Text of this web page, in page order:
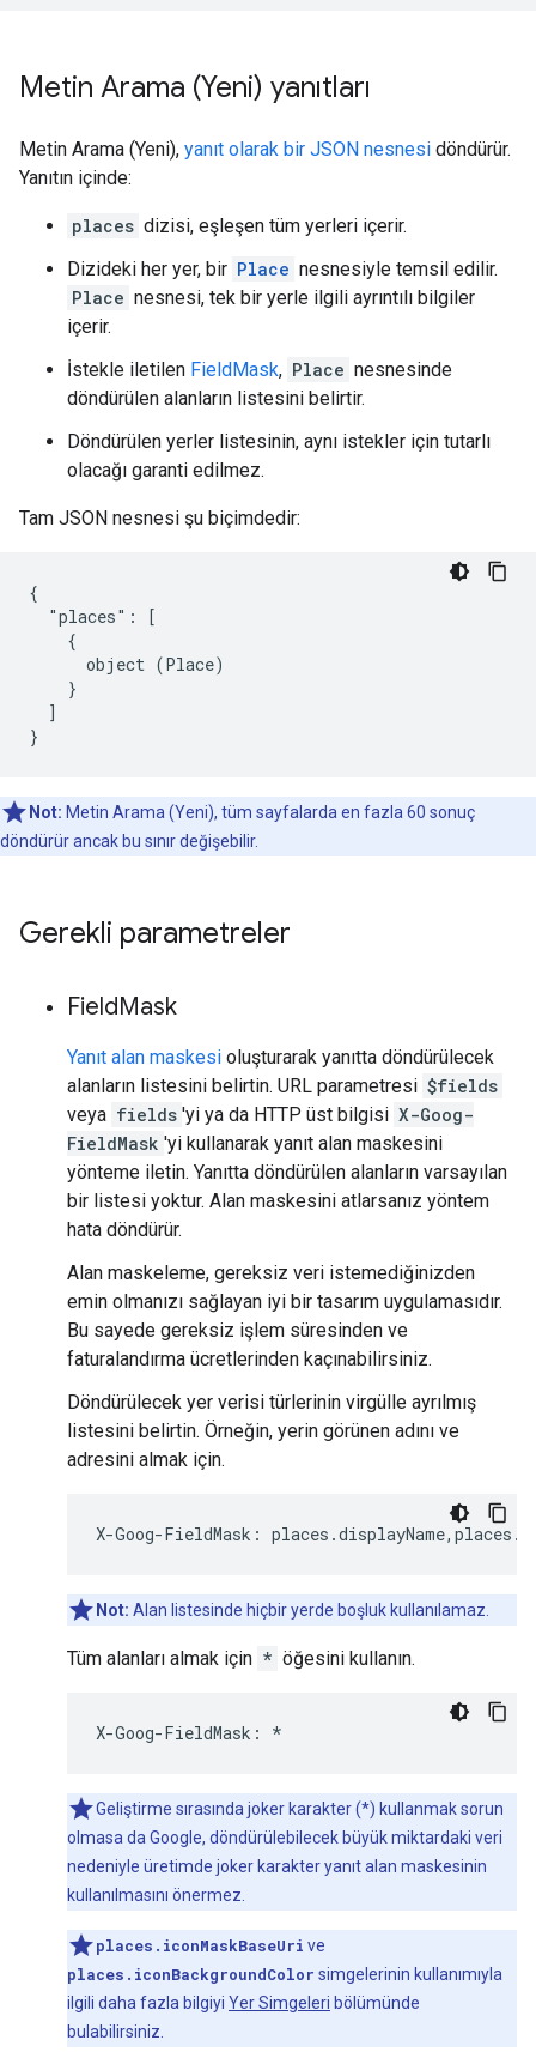
Metin Arama (Yeni) yanıtları
Metin Arama (Yeni), yanıt olarak bir JSON nesnesi döndürür.
Yanıtın içinde:
places dizisi, eşleşen tüm yerleri içerir.
Dizideki her yer, bir Place nesnesiyle temsil edilir.
Place nesnesi, tek bir yerle ilgili ayrıntılı bilgiler
içerir.
İstekle iletilen FieldMask, Place nesnesinde
döndürülen alanların listesini belirtir.
Döndürülen yerler listesinin, aynı istekler için tutarlı
olacağı garanti edilmez.
Tam JSON nesnesi şu biçimdedir:
{
  "places": [
    {
      object (Place)
    }
  ]
}
Not: Metin Arama (Yeni), tüm sayfalarda en fazla 60 sonuç
döndürür ancak bu sınır değişebilir.
Gerekli parametreler
FieldMask
Yanıt alan maskesi oluşturarak yanıtta döndürülecek
alanların listesini belirtin. URL parametresi $fields
veya fields 'yi ya da HTTP üst bilgisi X-Goog-
FieldMask 'yi kullanarak yanıt alan maskesini
yönteme iletin. Yanıtta döndürülen alanların varsayılan
bir listesi yoktur. Alan maskesini atlarsanız yöntem
hata döndürür.
Alan maskeleme, gereksiz veri istemediğinizden
emin olmanızı sağlayan iyi bir tasarım uygulamasıdır.
Bu sayede gereksiz işlem süresinden ve
faturalandırma ücretlerinden kaçınabilirsiniz.
Döndürülecek yer verisi türlerinin virgülle ayrılmış
listesini belirtin. Örneğin, yerin görünen adını ve
adresini almak için.
X-Goog-FieldMask : places .displayName, places .
Not: Alan listesinde hiçbir yerde boşluk kullanılamaz.
Tüm alanları almak için * öğesini kullanın.
X-Goog-FieldMask : *
Geliştirme sırasında joker karakter (*) kullanmak sorun
olmasa da Google, döndürülebilecek büyük miktardaki veri
nedeniyle üretimde joker karakter yanıt alan maskesinin
kullanılmasını önermez.
places.iconMaskBaseUri ve
places.iconBackgroundColor simgelerinin kullanımıyla
ilgili daha fazla bilgiyi Yer Simgeleri bölümünde
bulabilirsiniz.